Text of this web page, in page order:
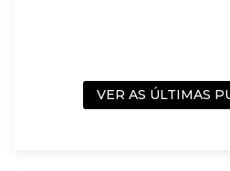
VER AS ÚLTIMAS